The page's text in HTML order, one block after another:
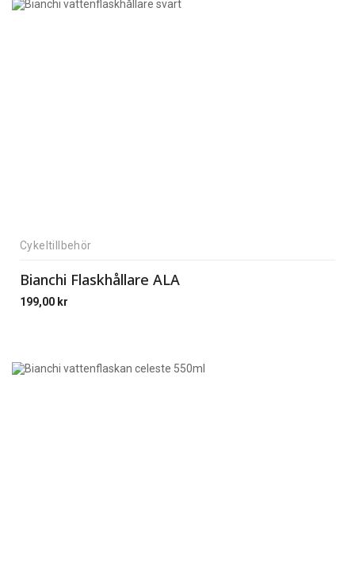
Cykeltillbehör
Bianchi Flaskhållare ALA
199,00 kr